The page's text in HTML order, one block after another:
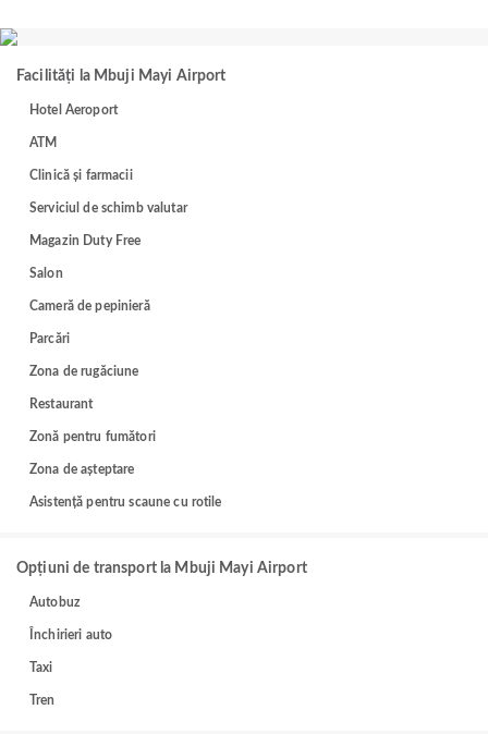
Facilități la Mbuji Mayi Airport
Hotel Aeroport
ATM
Clinică și farmacii
Serviciul de schimb valutar
Magazin Duty Free
Salon
Cameră de pepinieră
Parcări
Zona de rugăciune
Restaurant
Zonă pentru fumători
Zona de așteptare
Asistență pentru scaune cu rotile
Opțiuni de transport la Mbuji Mayi Airport
Autobuz
Închirieri auto
Taxi
Tren